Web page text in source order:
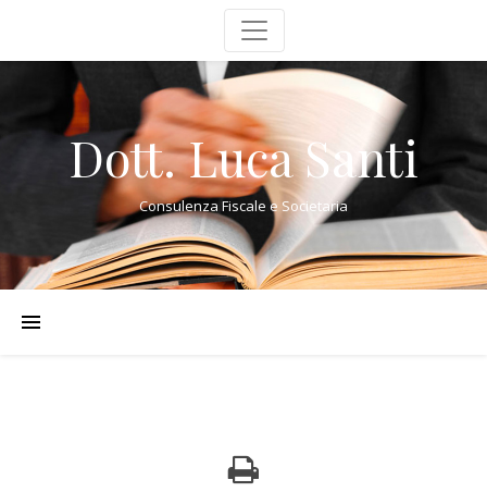
Dott. Luca Santi
Consulenza Fiscale e Societaria